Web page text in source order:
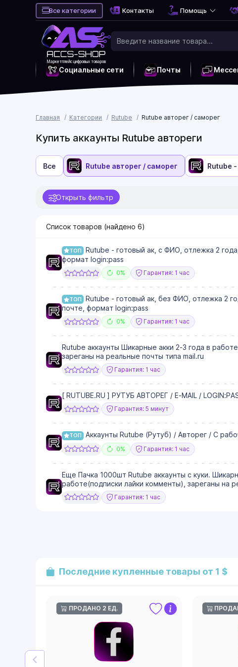
Все категории Контакты Помощь
Маркетплейс цифровых товаров
Социальные сети Почты
Главная Категории Rutube Rutube авторег / саморег
Купить аккаунты Rutube автореги
Все Rutube авторег / саморег Rutube
Открыть фильтр
Список товаров (найдено 6)
ТОП
Rutube - готовый ак, c ФИО, отлежка 2
формат login:pass
0% Гарантия: 1 час
ТОП
Rutube - готовый ак, без ФИО, отлежка 2
почте, формат login:pass
0% Гарантия: 1 час
Rutube аккаунты Шикарные акки 2-3 года в
зареганы на реальные почты типа mail.ru
Гарантия: 1 час
[ RUTUBE.RU ] РУТУБ АВТОРЕГ / E-MAIL /
Гарантия: 5 минут
ТОП Аккаунты Rutube (Рутуб) / Авторег / С
0% Гарантия: 1 час
Еще Пачка 1000шт Rutube аккаунты с куки.
работе(подписки лайки комменты), зареганы на
Гарантия: 1 час
Последние купленные товары от 1 $
ПРОДАНО 2 ЕД.